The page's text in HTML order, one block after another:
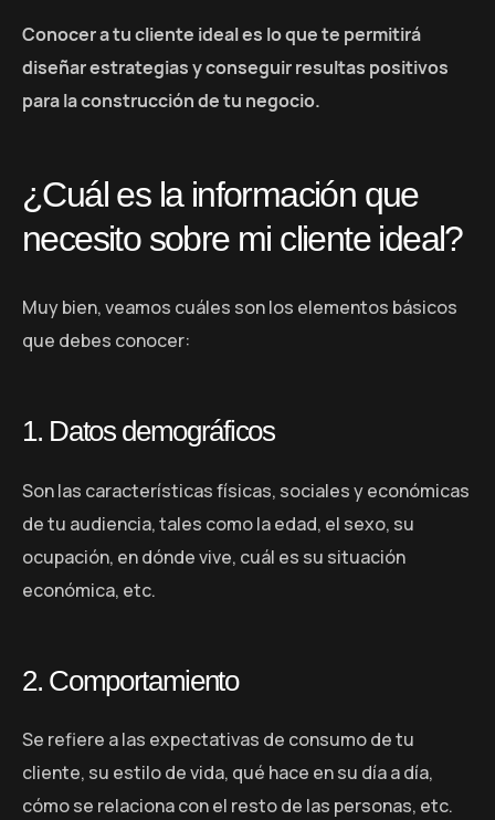
Conocer a tu cliente ideal es lo que te permitirá
diseñar estrategias y conseguir resultas positivos
para la construcción de tu negocio.
¿Cuál es la información que
necesito sobre mi cliente ideal?
Muy bien, veamos cuáles son los elementos básicos
que debes conocer:
1. Datos demográficos
Son las características físicas, sociales y económicas
de tu audiencia, tales como la edad, el sexo, su
ocupación, en dónde vive, cuál es su situación
económica, etc.
2. Comportamiento
Se refiere a las expectativas de consumo de tu
cliente, su estilo de vida, qué hace en su día a día,
cómo se relaciona con el resto de las personas, etc.